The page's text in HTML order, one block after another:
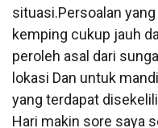
situasi.Persoalan
kemping cukup jauh
peroleh asal dari
lokasi Dan untuk
yang terdapat
Hari makin sore saya